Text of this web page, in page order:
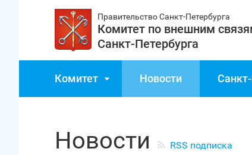
Правительство Санкт‑Петербурга
Комитет по внешним
Санкт‑Петербурга
Комитет Новости
Новости RSS подписка